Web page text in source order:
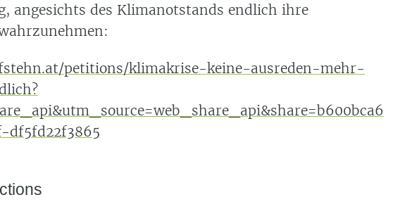
angesichts des Klimanotstands endlich ihre
petitions/klimakrise-keine-ausreden-mehr-